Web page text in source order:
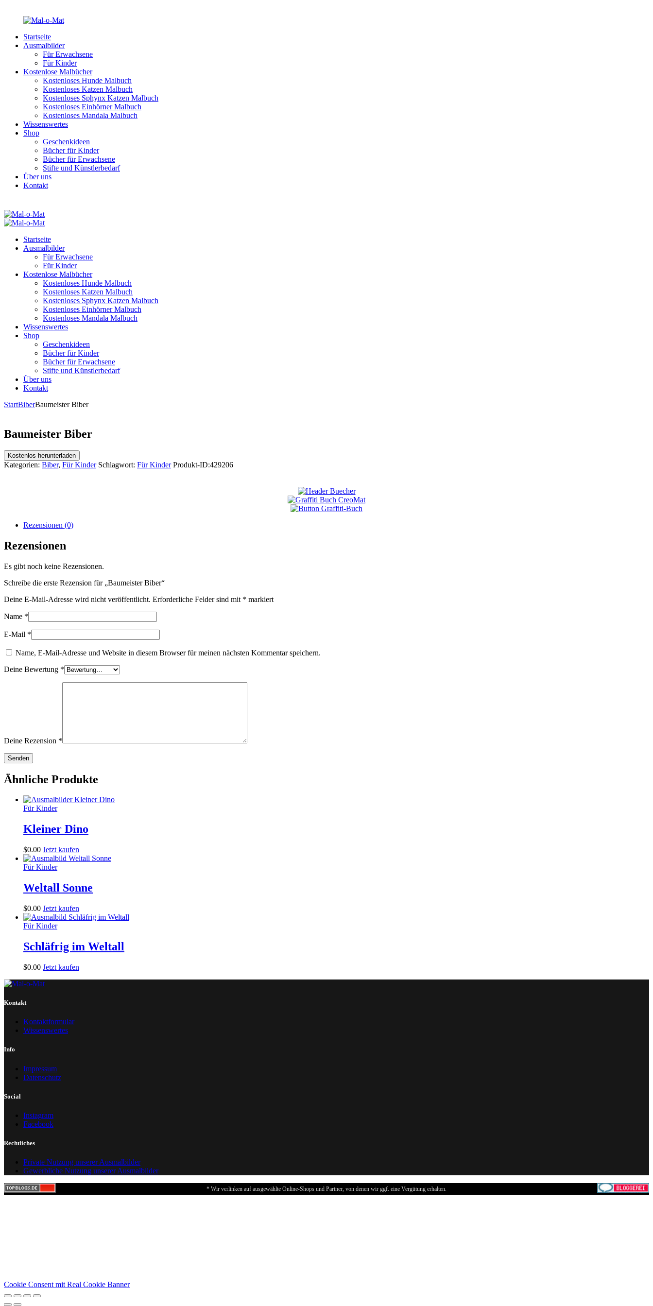
Startseite
Ausmalbilder
Für Erwachsene
Für Kinder
Kostenlose Malbücher
Kostenloses Hunde Malbuch
Kostenloses Katzen Malbuch
Kostenloses Sphynx Katzen Malbuch
Kostenloses Einhörner Malbuch
Kostenloses Mandala Malbuch
Wissenswertes
Shop
Geschenkideen
Bücher für Kinder
Bücher für Erwachsene
Stifte und Künstlerbedarf
Über uns
Kontakt
Startseite
Ausmalbilder
Für Erwachsene
Für Kinder
Kostenlose Malbücher
Kostenloses Hunde Malbuch
Kostenloses Katzen Malbuch
Kostenloses Sphynx Katzen Malbuch
Kostenloses Einhörner Malbuch
Kostenloses Mandala Malbuch
Wissenswertes
Shop
Geschenkideen
Bücher für Kinder
Bücher für Erwachsene
Stifte und Künstlerbedarf
Über uns
Kontakt
StartBiberBaumeister Biber
Baumeister Biber
Kostenlos herunterladen
Kategorien: Biber, Für Kinder Schlagwort: Für Kinder Produkt-ID:429206
Rezensionen (0)
Rezensionen
Es gibt noch keine Rezensionen.
Schreibe die erste Rezension für „Baumeister Biber“
Deine E-Mail-Adresse wird nicht veröffentlicht. Erforderliche Felder sind mit * markiert
Name *
E-Mail *
Name, E-Mail-Adresse und Website in diesem Browser für meinen nächsten Kommentar speichern.
Deine Bewertung *
Deine Rezension *
Ähnliche Produkte
Für Kinder
Kleiner Dino
$0.00 Jetzt kaufen
Für Kinder
Weltall Sonne
$0.00 Jetzt kaufen
Für Kinder
Schläfrig im Weltall
$0.00 Jetzt kaufen
Kontakt
Kontaktformular
Wissenswertes
Info
Impressum
Datenschutz
Social
Instagram
Facebook
Rechtliches
Private Nutzung unserer Ausmalbilder
Gewerbliche Nutzung unserer Ausmalbilder
* Wir verlinken auf ausgewählte Online-Shops und Partner, von denen wir ggf. eine Vergütung erhalten.
Cookie Consent mit Real Cookie Banner